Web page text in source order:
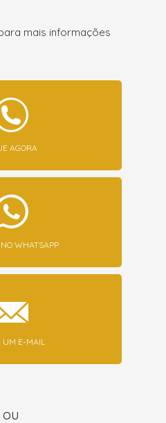
mais informações
AGORA
WHATSAPP
UM E-MAIL
ou